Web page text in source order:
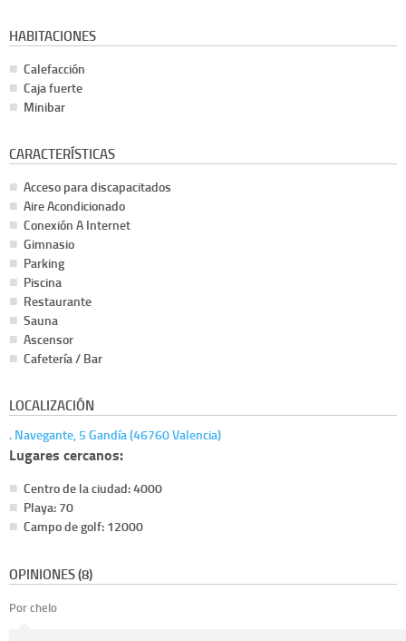
HABITACIONES
Calefacción
Caja fuerte
Minibar
CARACTERÍSTICAS
Acceso para discapacitados
Aire Acondicionado
Conexión A Internet
Gimnasio
Parking
Piscina
Restaurante
Sauna
Ascensor
Cafetería / Bar
LOCALIZACIÓN
. Navegante, 5 Gandía (46760 Valencia)
Lugares cercanos:
Centro de la ciudad: 4000
Playa: 70
Campo de golf: 12000
OPINIONES (8)
Por chelo